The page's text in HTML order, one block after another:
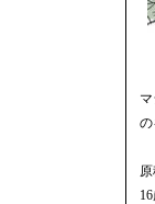
の